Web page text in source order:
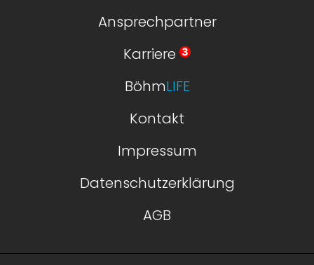
Ansprechpartner
Karriere
BöhmLIFE
Kontakt
Impressum
Datenschutzerklärung
AGB